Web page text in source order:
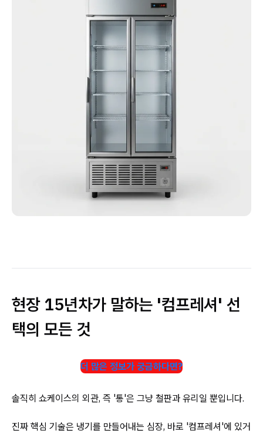
현장 15년차가 말하는 '컴프레셔' 선
택의 모든 것
더 많은 정보가 궁금하다면?
솔직히 쇼케이스의 외관, 즉 '통'은 그냥 철판과 유리일 뿐입니다.
진짜 핵심 기술은 냉기를 만들어내는 심장, 바로 '컴프레셔'에 있거